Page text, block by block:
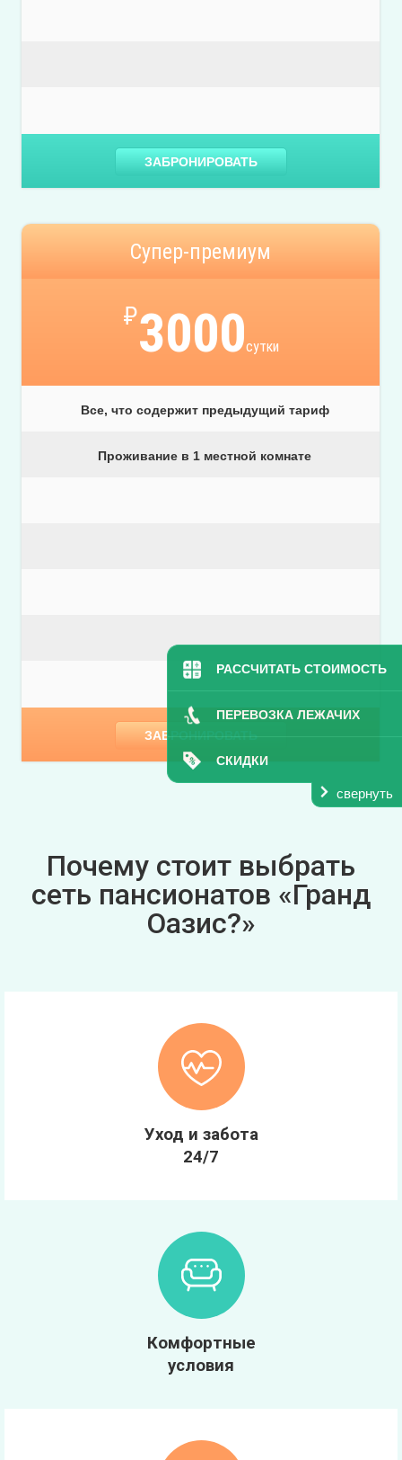
РАССЧИТАТЬ СТОИМОСТЬ
ПЕРЕВОЗКА ЛЕЖАЧИХ
СКИДКИ
свернуть
ЗАБРОНИРОВАТЬ
Супер-премиум
₽3000сутки
Все, что содержит предыдущий тариф
Проживание в 1 местной комнате
ЗАБРОНИРОВАТЬ
Почему стоит выбрать
сеть пансионатов «Гранд
Оазис?»
Уход и забота
24/7
Комфортные
условия